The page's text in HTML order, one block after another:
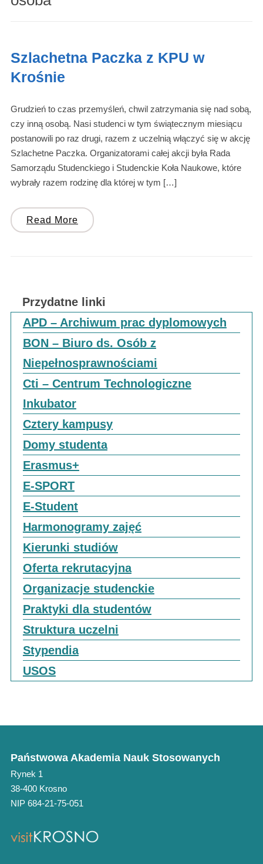
Szlachetna Paczka z KPU w
Krośnie
Grudzień to czas przemyśleń, chwil zatrzymania się nad sobą,
czy inną osobą. Nasi studenci w tym świątecznym miesiącu
postanowili po raz drugi, razem z uczelnią włączyć się w akcję
Szlachetne Paczka. Organizatorami całej akcji była Rada
Samorządu Studenckiego i Studenckie Koła Naukowe, które
wybrały razem rodzinę dla której w tym […]
Read More
Przydatne linki
APD – Archiwum prac dyplomowych
BON – Biuro ds. Osób z
Niepełnosprawnościami
Cti – Centrum Technologiczne
Inkubator
Cztery kampusy
Domy studenta
Erasmus+
E-SPORT
E-Student
Harmonogramy zajęć
Kierunki studiów
Oferta rekrutacyjna
Organizacje studenckie
Praktyki dla studentów
Struktura uczelni
Stypendia
USOS
Państwowa Akademia Nauk Stosowanych
Rynek 1
38-400 Krosno
NIP 684-21-75-051